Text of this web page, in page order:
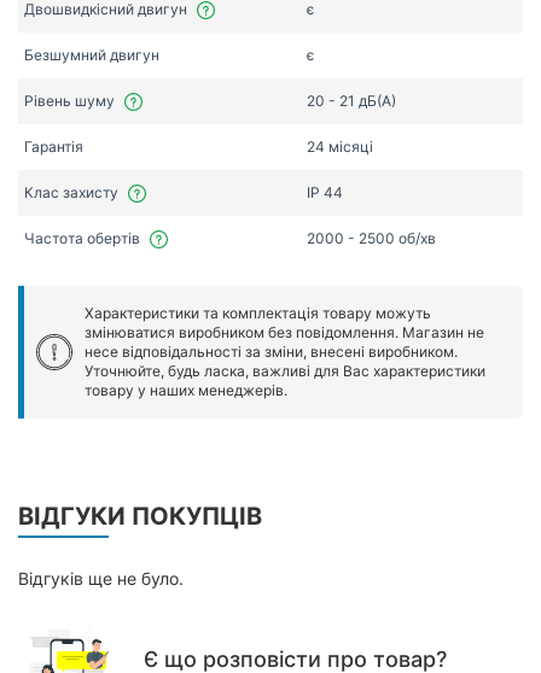
Двошвидкісний двигун є
Безшумний двигун є
Рівень шуму 20 - 21 дБ(А)
Гарантія 24 місяці
Клас захисту IP 44
Частота обертів 2000 - 2500 об/хв
Характеристики та комплектація товару можуть
змінюватися виробником без повідомлення. Магазин не
несе відповідальності за зміни, внесені виробником.
Уточнюйте, будь ласка, важливі для Вас характеристики
товару у наших менеджерів.
ВІДГУКИ ПОКУПЦІВ
Відгуків ще не було.
Є що розповісти про товар?